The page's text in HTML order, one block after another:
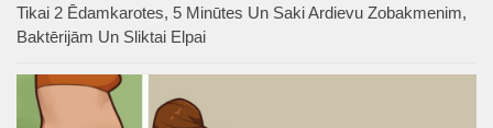
Tikai 2 Ēdamkarotes, 5 Minūtes Un Saki Ardievu Zobakmenim,
Baktērijām Un Sliktai Elpai